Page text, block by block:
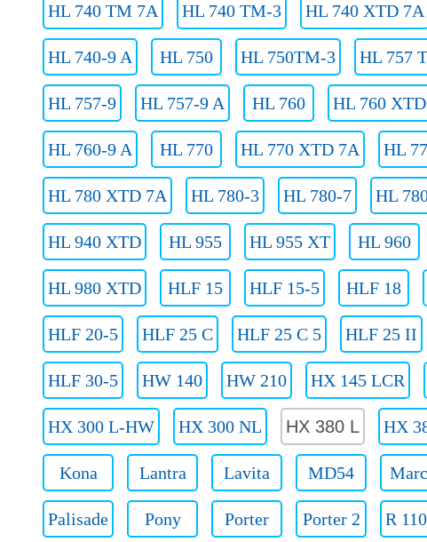
HL 740 TM 7A HL 740 TM-3 HL 740 XTD 7A
HL 740-9 A HL 750 HL 750TM-3 HL 757
HL 757-9 HL 757-9 A HL 760 HL 760
HL 760-9 A HL 770 HL 770 XTD 7A HL
HL 780 XTD 7A HL 780-3 HL 780-7 HL
HL 940 XTD HL 955 HL 955 XT HL 960
HL 980 XTD HLF 15 HLF 15-5 HLF 18
HLF 20-5 HLF 25 C HLF 25 C 5 HLF 25 II
HLF 30-5 HW 140 HW 210 HX 145 LCR
HX 300 L-HW HX 300 NL HX 380 L HX
Kona Lantra Lavita MD54
Palisade Pony Porter Porter 2 R